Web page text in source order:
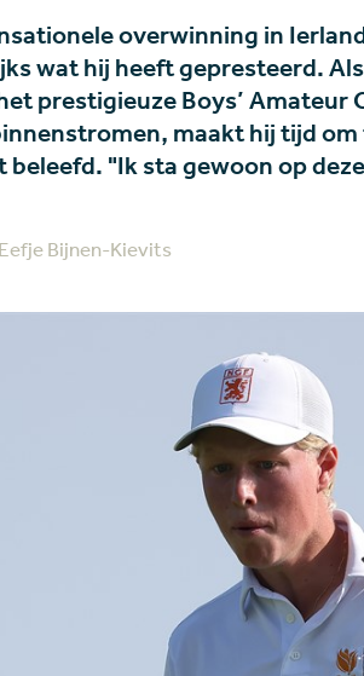
overwinning in
wat hij heeft gepresteerd.
prestigieuze Boys’ Amateur
maakt hij tijd
"Ik sta gewoon op
Eefje Bijnen-Kievits